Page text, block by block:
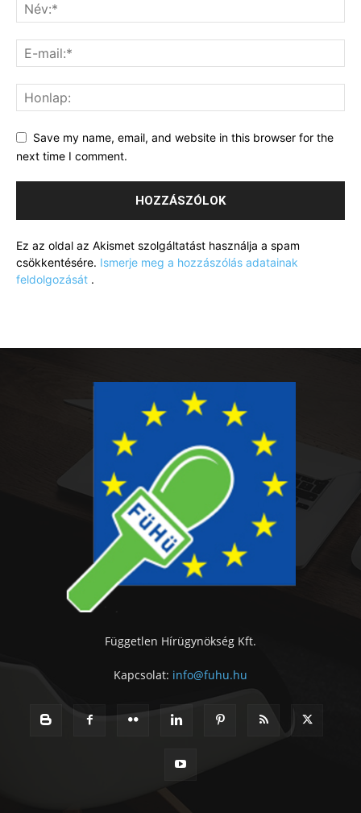
Save my name, email, and website in this browser for the
next time I comment.
Ez az oldal az Akismet szolgáltatást használja a spam
csökkentésére. Ismerje meg a hozzászólás adatainak
feldolgozását .
Független Hírügynökség Kft.
Kapcsolat: info@fuhu.hu